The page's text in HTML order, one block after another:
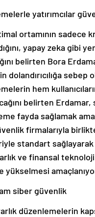
yatırımcılar
ortamının sadece
yapay zeka gibi
belirten Bora
dolandırıcılığa
hem
belirten
fayda sağlamak
firmalarıyla
standart sağlayarak
ve finansal
yükselmesi
siber güvenlik
düzenlemelerin